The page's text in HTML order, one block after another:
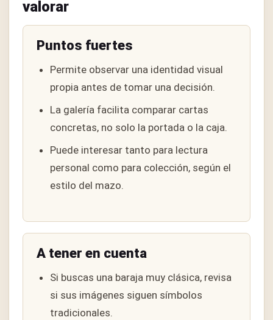
valorar
Puntos fuertes
Permite observar una identidad visual
propia antes de tomar una decisión.
La galería facilita comparar cartas
concretas, no solo la portada o la caja.
Puede interesar tanto para lectura
personal como para colección, según el
estilo del mazo.
A tener en cuenta
Si buscas una baraja muy clásica, revisa
si sus imágenes siguen símbolos
tradicionales.